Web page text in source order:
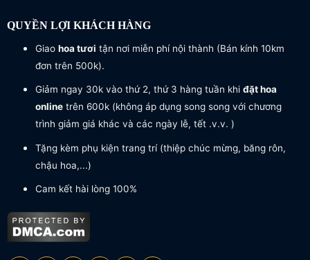
QUYỀN LỢI KHÁCH HÀNG
Giao hoa tươi tận nơi miễn phí nội thành (Bán kính 10km
đơn trên 500k).
Giảm ngay 30k vào thứ 2, thứ 3 hàng tuần khi đặt hoa
onlinetrên 600k (không áp dụng song song với chương
trình giảm giá khác và các ngày lễ, tết .v.v. )
Tặng kèm phụ kiện trang trí (thiệp chúc mừng, băng rôn,
chậu hoa,...)
Cam kết hài lòng 100%